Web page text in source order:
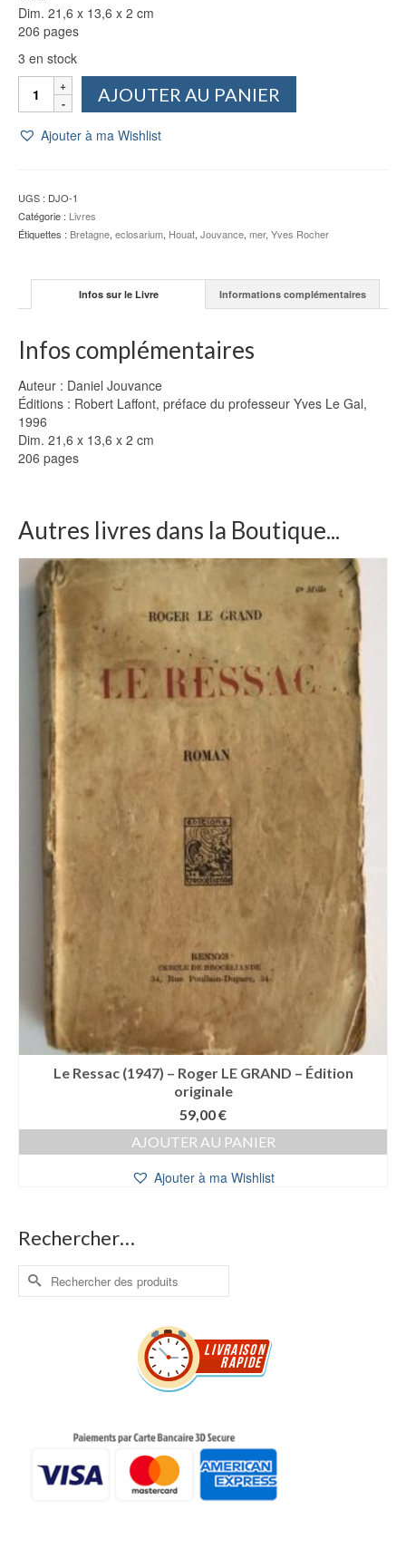
Dim. 21,6 x 13,6 x 2 cm
206 pages
3 en stock
quantité
Nom
Mer
-
Daniel
AJOUTER AU PANIER
Ajouter à ma Wishlist
UGS : DJO-1
Catégorie : Livres
Étiquettes : Bretagne, eclosarium, Houat, Jouvance, mer, Yves Rocher
Infos sur le Livre Informations complémentaires
Infos complémentaires
Auteur : Daniel Jouvance
Éditions : Robert Laffont, préface du professeur Yves Le Gal,
1996
Dim. 21,6 x 13,6 x 2 cm
206 pages
Autres livres dans la Boutique...
Le Ressac (1947) – Roger LE GRAND – Édition
originale
59,00€
AJOUTER AU PANIER
Ajouter à ma Wishlist
Rechercher…
Rechercher :